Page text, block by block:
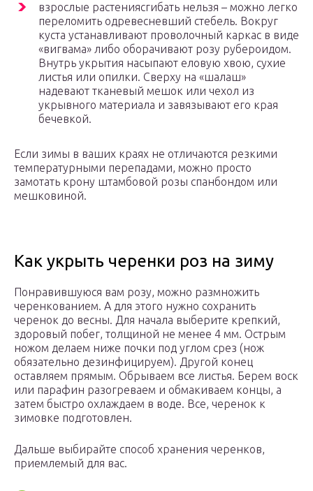
взрослые растениясгибать нельзя – можно легко
переломить одревесневший стебель. Вокруг
куста устанавливают проволочный каркас в виде
«вигвама» либо оборачивают розу рубероидом.
Внутрь укрытия насыпают еловую хвою, сухие
листья или опилки. Сверху на «шалаш»
надевают тканевый мешок или чехол из
укрывного материала и завязывают его края
бечевкой.
Если зимы в ваших краях не отличаются резкими
температурными перепадами, можно просто
замотать крону штамбовой розы спанбондом или
мешковиной.
Как укрыть черенки роз на зиму
Понравившуюся вам розу, можно размножить
черенкованием. А для этого нужно сохранить
черенок до весны. Для начала выберите крепкий,
здоровый побег, толщиной не менее 4 мм. Острым
ножом делаем ниже почки под углом срез (нож
обязательно дезинфицируем). Другой конец
оставляем прямым. Обрываем все листья. Берем воск
или парафин разогреваем и обмакиваем концы, а
затем быстро охлаждаем в воде. Все, черенок к
зимовке подготовлен.
Дальше выбирайте способ хранения черенков,
приемлемый для вас.